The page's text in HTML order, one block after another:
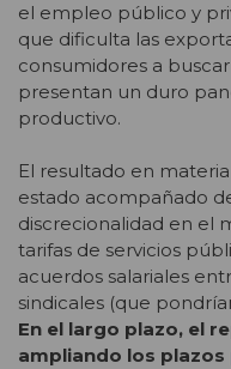
el empleo público y
que dificulta las
consumidores a
presentan un duro
productivo.
El resultado en
estado acompañado
discrecionalidad en el
tarifas de servicios
acuerdos salariales
sindicales (que
En el largo plazo, el
ampliando los plazos